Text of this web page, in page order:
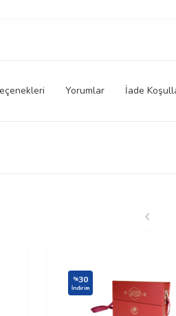
Yorumlar İade
%30
İndirim